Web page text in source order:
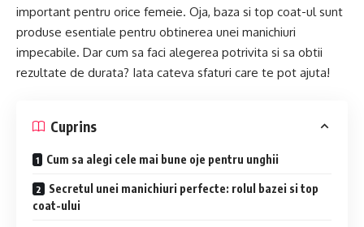
important pentru orice femeie. Oja, baza si top coat-ul sunt
produse esentiale pentru obtinerea unei manichiuri
impecabile. Dar cum sa faci alegerea potrivita si sa obtii
rezultate de durata? Iata cateva sfaturi care te pot ajuta!
Cuprins
Cum sa alegi cele mai bune oje pentru unghii
Secretul unei manichiuri perfecte: rolul bazei si top
coat-ului